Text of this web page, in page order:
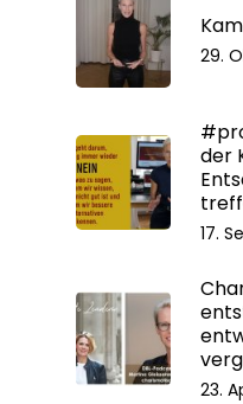
29.
der
17.
23.